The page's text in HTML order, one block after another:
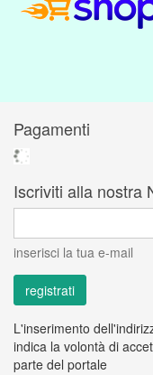
Pagamenti
Iscriviti alla nostra
inserisci la tua e-mail
L'inserimento
indica la volontà di
parte del portale